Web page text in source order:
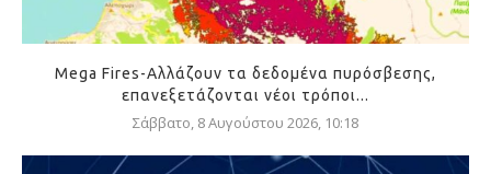
Mega Fires-Αλλάζουν τα δεδομένα πυρόσβεσης,
επανεξετάζονται νέοι τρόποι...
Σάββατο, 8 Αυγούστου 2026, 10:18